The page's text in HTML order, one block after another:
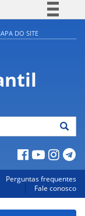
informação
DO SITE
Perguntas frequentes
Fale conosco